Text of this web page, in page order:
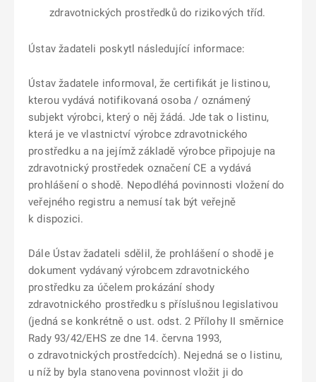
zdravotnických prostředků do rizikových tříd.
Ústav žadateli poskytl následující informace:
Ústav žadatele informoval, že certifikát je listinou,
kterou vydává notifikovaná osoba / oznámený
subjekt výrobci, který o něj žádá. Jde tak o listinu,
která je ve vlastnictví výrobce zdravotnického
prostředku a na jejímž základě výrobce připojuje na
zdravotnický prostředek označení CE a vydává
prohlášení o shodě. Nepodléhá povinnosti vložení do
veřejného registru a nemusí tak být veřejně
k dispozici.
Dále Ústav žadateli sdělil, že prohlášení o shodě je
dokument vydávaný výrobcem zdravotnického
prostředku za účelem prokázání shody
zdravotnického prostředku s příslušnou legislativou
(jedná se konkrétně o ust. odst. 2 Přílohy II směrnice
Rady 93/42/EHS ze dne 14. června 1993,
o zdravotnických prostředcích). Nejedná se o listinu,
u níž by byla stanovena povinnost vložit ji do